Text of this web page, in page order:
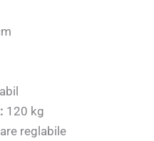
120 kg
reglabile